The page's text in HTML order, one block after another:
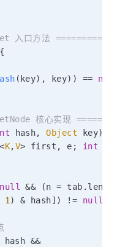
入口方法
{
( key) , key) ) ==
核心实现
hash, Object key)
<K,V> first , e ; int
null && (n = tab .
1) & hash] ) != null
hash &&